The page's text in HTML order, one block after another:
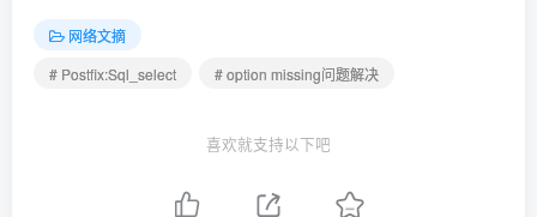
网络文摘
# Postfix:Sql_select
# option missing问题解决
喜欢就支持以下吧